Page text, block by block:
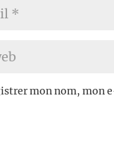
mon nom, mon